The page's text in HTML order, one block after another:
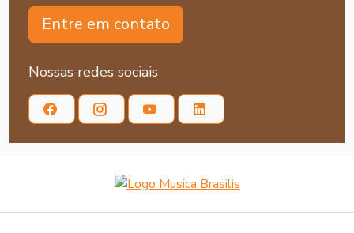
Entre em contato
Nossas redes sociais